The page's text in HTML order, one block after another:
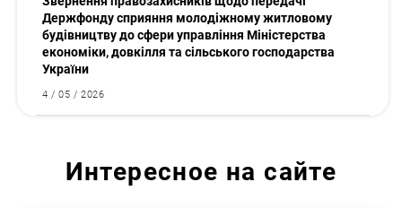
Держфонду сприяння молодіжному житловому
будівництву до сфери управління Міністерства
економіки, довкілля та сільського господарства
України
4 / 05 / 2026
Интересное на сайте